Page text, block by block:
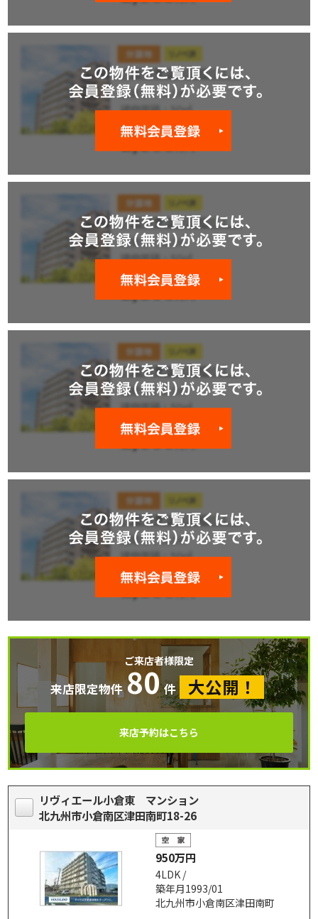
ご来店者様限定
来店限定物件 80 件 大公開！
来店予約はこちら
リヴィエール小倉東 マンション
北九州市小倉南区津田南町18-26
950万円
4LDK /
築年月1993/01
北九州市小倉南区津田南町